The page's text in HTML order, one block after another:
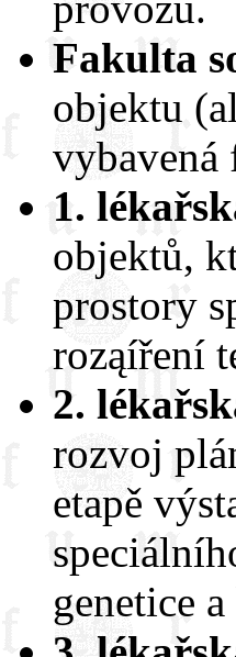
Fakulta
objektu
1.
objektů,
prostory
roząíření
2.
rozvoj
etapě
genetice